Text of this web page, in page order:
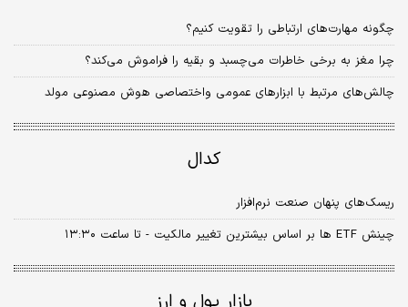
چگونه مهارت‌های ارتباطی را تقویت کنیم؟
چرا مغز به برخی خاطرات می‌چسبد و بقیه را فراموش می‌کند؟
چالش‌های مرتبط با ابزارهای عمومی واختصاصی هوش مصنوعی مولد
کدال
ریسک‌های پنهان صنعت نرم‏‏‏‌افزار
چینش ETF ها بر اساس بیشترین تغییر مالکیت - تا ساعت ۱۳:۳۰